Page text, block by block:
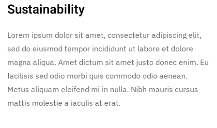
Sustainability
Lorem ipsum dolor sit amet, consectetur adipiscing elit,
sed do eiusmod tempor incididunt ut labore et dolore
magna aliqua. Amet dictum sit amet justo donec enim. Eu
facilisis sed odio morbi quis commodo odio aenean.
Metus aliquam eleifend mi in nulla. Nibh mauris cursus
mattis molestie a iaculis at erat.